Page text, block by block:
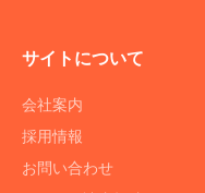
サイトについて
会社案内
採用情報
お問い合わせ